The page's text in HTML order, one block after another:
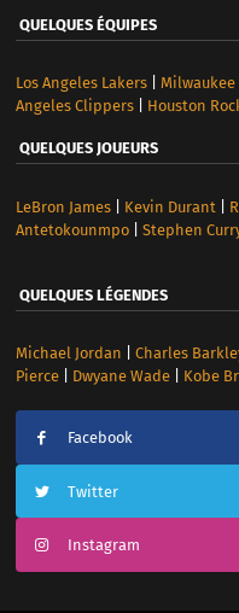
QUELQUES ÉQUIPES
Los Angeles Lakers| Milwaukee
Angeles Clippers| Houston
QUELQUES JOUEURS
LeBron James| Kevin Durant
Antetokounmpo| Stephen
QUELQUES LÉGENDES
Michael Jordan Charles
Pierce| Dwyane Wade| Kobe
Facebook
Twitter
Instagram